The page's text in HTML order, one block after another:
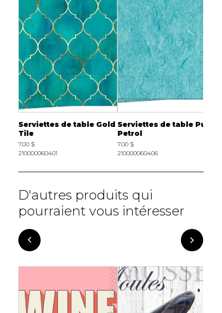
Serviettes de table Gold
Tile
7.00 $
210000060401
Serviettes de table Pure
Petrol
7.00 $
210000060406
D'autres produits qui
pourraient vous intéresser